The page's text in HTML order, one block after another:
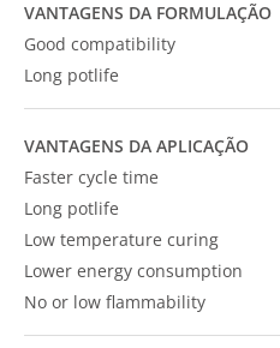
VANTAGENS DA FORMULAÇÃO
Good compatibility
Long potlife
VANTAGENS DA APLICAÇÃO
Faster cycle time
Long potlife
Low temperature curing
Lower energy consumption
No or low flammability